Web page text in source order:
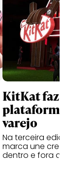
KitKat faz
plataforma
varejo
Na terceira
marca une
dentro e fora